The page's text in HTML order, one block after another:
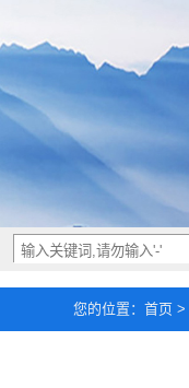
您的位置： 首页 >